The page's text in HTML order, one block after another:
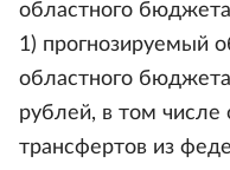
областного
1) прогнозируемый
областного
рублей, в том
трансфертов из